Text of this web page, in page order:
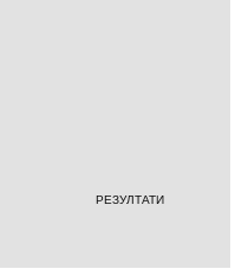
РЕЗУЛТАТИ